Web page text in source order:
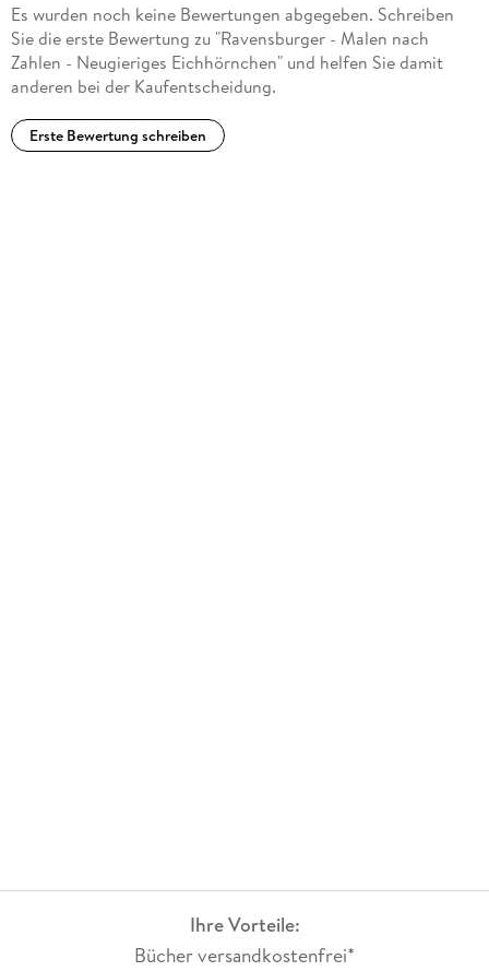
Es wurden noch keine Bewertungen abgegeben. Schreiben
Sie die erste Bewertung zu "Ravensburger - Malen nach
Zahlen - Neugieriges Eichhörnchen" und helfen Sie damit
anderen bei der Kaufentscheidung.
Erste Bewertung schreiben
Ihre Vorteile:
Bücher versandkostenfrei*